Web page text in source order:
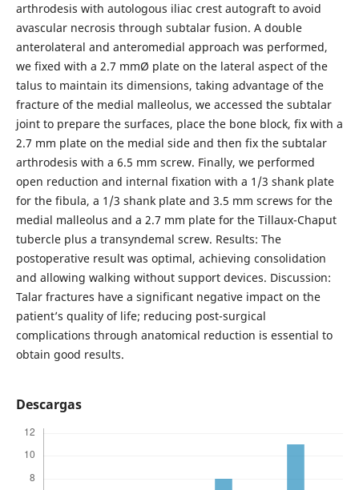
arthrodesis with autologous iliac crest autograft to avoid
avascular necrosis through subtalar fusion. A double
anterolateral and anteromedial approach was performed,
we fixed with a 2.7 mmØ plate on the lateral aspect of the
talus to maintain its dimensions, taking advantage of the
fracture of the medial malleolus, we accessed the subtalar
joint to prepare the surfaces, place the bone block, fix with a
2.7 mm plate on the medial side and then fix the subtalar
arthrodesis with a 6.5 mm screw. Finally, we performed
open reduction and internal fixation with a 1/3 shank plate
for the fibula, a 1/3 shank plate and 3.5 mm screws for the
medial malleolus and a 2.7 mm plate for the Tillaux-Chaput
tubercle plus a transyndemal screw. Results: The
postoperative result was optimal, achieving consolidation
and allowing walking without support devices. Discussion:
Talar fractures have a significant negative impact on the
patient’s quality of life; reducing post-surgical
complications through anatomical reduction is essential to
obtain good results.
Descargas